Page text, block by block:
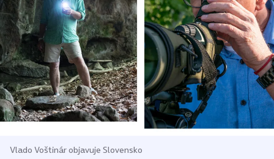
Vlado Voštinár objavuje Slovensko